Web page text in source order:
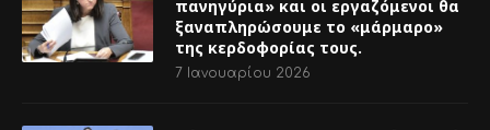
Θέμα: ΟΣΥ , ΝΔ και επαγγελματικά
διπλώματα οδηγών αστικού
λεωφορείου